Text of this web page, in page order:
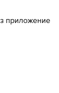
приложение